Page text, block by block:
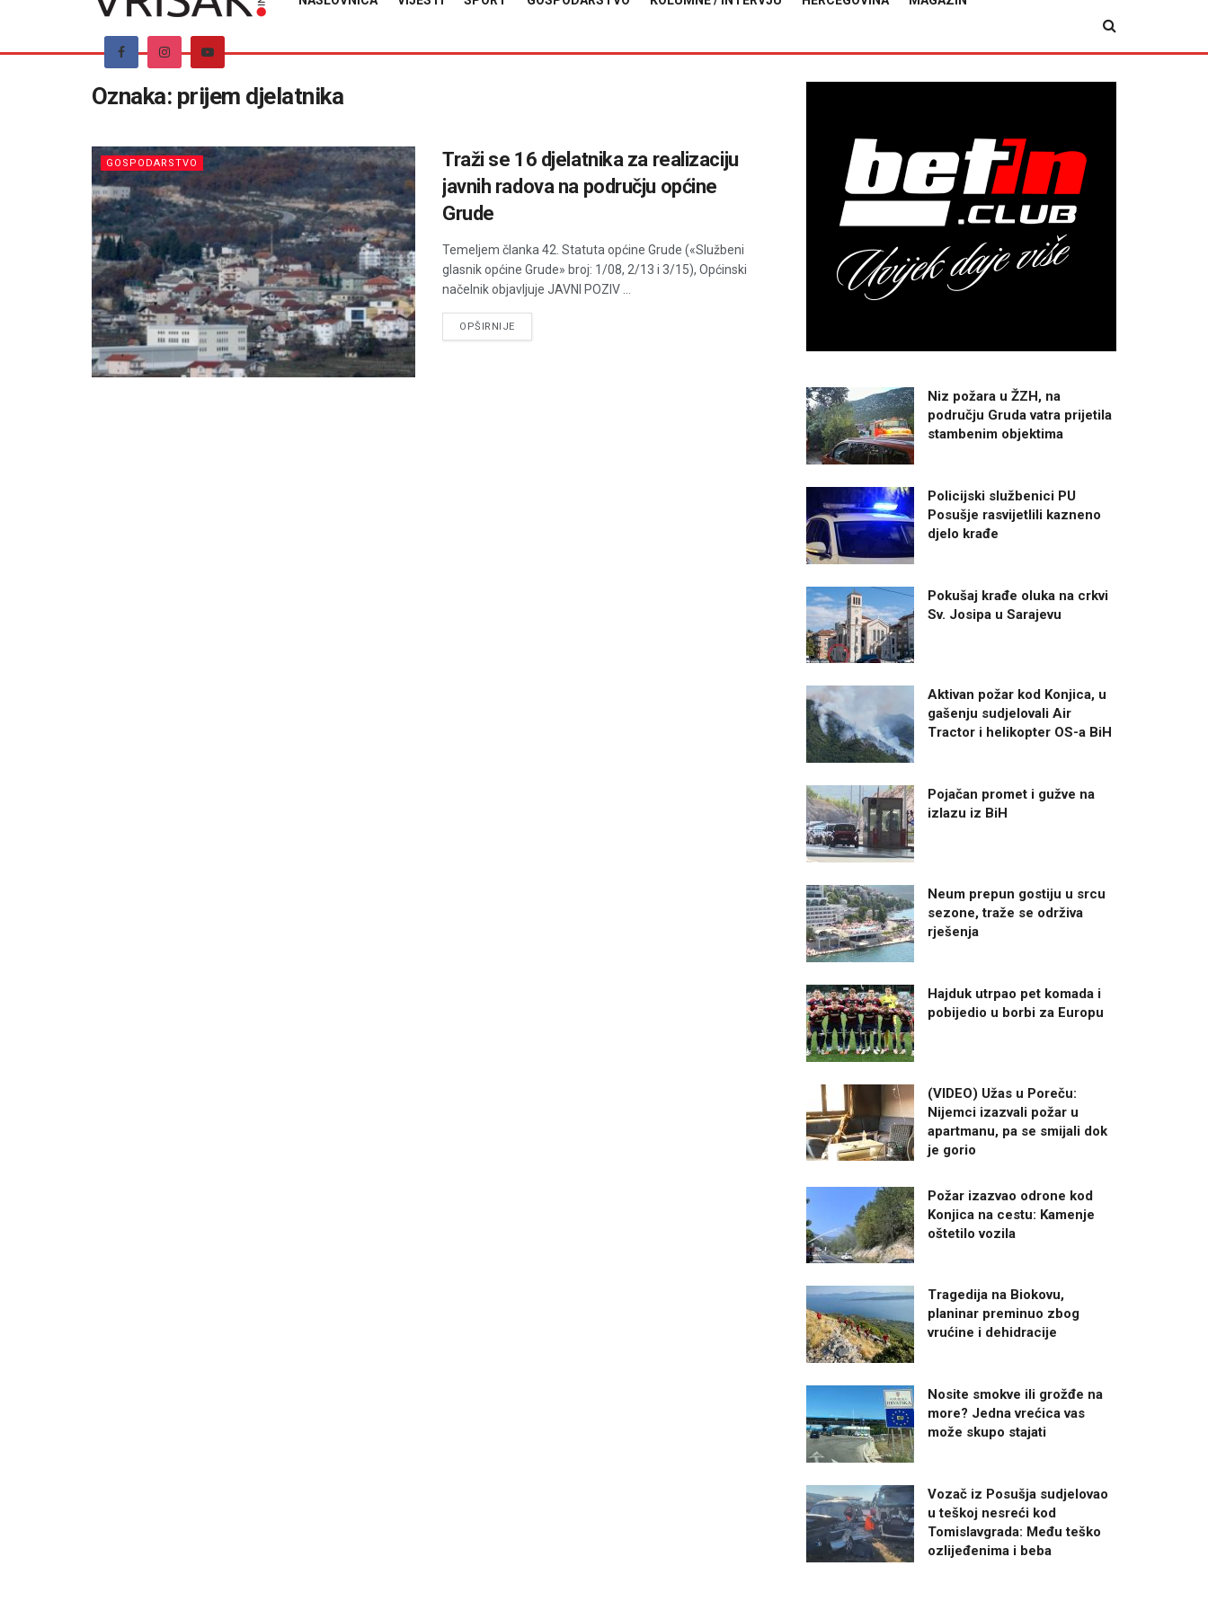
Oznaka: prijem djelatnika
GOSPODARSTVO
Traži se 16 djelatnika za realizaciju
javnih radova na području općine
Grude
Temeljem članka 42. Statuta općine Grude («Službeni
glasnik općine Grude» broj: 1/08, 2/13 i 3/15), Općinski
načelnik objavljuje JAVNI POZIV ...
OPŠIRNIJEDETAILS
Niz požara u ŽZH, na
području Gruda vatra prijetila
stambenim objektima
Policijski službenici PU
Posušje rasvijetlili kazneno
djelo krađe
Pokušaj krađe oluka na crkvi
Sv. Josipa u Sarajevu
Aktivan požar kod Konjica, u
gašenju sudjelovali Air
Tractor i helikopter OS-a BiH
Pojačan promet i gužve na
izlazu iz BiH
Neum prepun gostiju u srcu
sezone, traže se održiva
rješenja
Hajduk utrpao pet komada i
pobijedio u borbi za Europu
(VIDEO) Užas u Poreču:
Nijemci izazvali požar u
apartmanu, pa se smijali dok
je gorio
Požar izazvao odrone kod
Konjica na cestu: Kamenje
oštetilo vozila
Tragedija na Biokovu,
planinar preminuo zbog
vrućine i dehidracije
Nosite smokve ili grožđe na
more? Jedna vrećica vas
može skupo stajati
Vozač iz Posušja sudjelovao
u teškoj nesreći kod
Tomislavgrada: Među teško
ozlijeđenima i beba